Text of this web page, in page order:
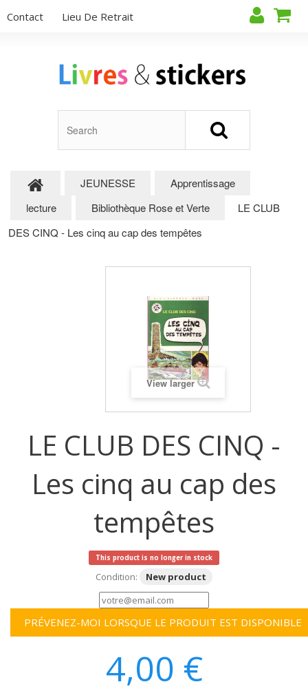
Contact Lieu De Retrait
JEUNESSE
Apprentissage
lecture
Bibliothèque Rose et Verte
LE CLUB
DES CINQ - Les cinq au cap des tempêtes
View larger
LE CLUB DES CINQ -
Les cinq au cap des
tempêtes
This product is no longer in stock
Condition: New product
PRÉVENEZ-MOI LORSQUE LE PRODUIT EST DISPONIBLE
4,00 €